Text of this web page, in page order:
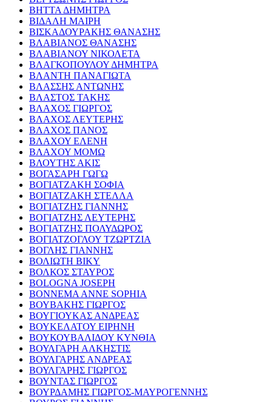
ΒΗΤΤΑ ΔΗΜΗΤΡΑ
ΒΙΔΑΛΗ ΜΑΙΡΗ
ΒΙΣΚΑΔΟΥΡΑΚΗΣ ΘΑΝΑΣΗΣ
ΒΛΑΒΙΑΝΟΣ ΘΑΝΑΣΗΣ
ΒΛΑΒΙΑΝΟΥ ΝΙΚΟΛΕΤΑ
ΒΛΑΓΚΟΠΟΥΛΟΥ ΔΗΜΗΤΡΑ
ΒΛΑΝΤΗ ΠΑΝΑΓΙΩΤΑ
ΒΛΑΣΣΗΣ ΑΝΤΩΝΗΣ
ΒΛΑΣΤΟΣ ΤΑΚΗΣ
ΒΛΑΧΟΣ ΓΙΩΡΓΟΣ
ΒΛΑΧΟΣ ΛΕΥΤΕΡΗΣ
ΒΛΑΧΟΣ ΠΑΝΟΣ
ΒΛΑΧΟΥ ΕΛΕΝΗ
ΒΛΑΧΟΥ ΜΟΜΩ
ΒΛΟΥΤΗΣ ΑΚΙΣ
ΒΟΓΑΣΑΡΗ ΓΩΓΩ
ΒΟΓΙΑΤΖΑΚΗ ΣΟΦΙΑ
ΒΟΓΙΑΤΖΑΚΗ ΣΤΕΛΛΑ
ΒΟΓΙΑΤΖΗΣ ΓΙΑΝΝΗΣ
ΒΟΓΙΑΤΖΗΣ ΛΕΥΤΕΡΗΣ
ΒΟΓΙΑΤΖΗΣ ΠΟΛΥΔΩΡΟΣ
ΒΟΓΙΑΤΖΟΓΛΟΥ ΤΖΩΡΤΖΙΑ
ΒΟΓΛΗΣ ΓΙΑΝΝΗΣ
ΒΟΛΙΩΤΗ ΒΙΚΥ
ΒΟΛΚΟΣ ΣΤΑΥΡΟΣ
BOLOGNA JOSEPH
BONNEMA ANNE SOPHIA
ΒΟΥΒΑΚΗΣ ΓΙΩΡΓΟΣ
ΒΟΥΓΙΟΥΚΑΣ ΑΝΔΡΕΑΣ
ΒΟΥΚΕΛΑΤΟΥ ΕΙΡΗΝΗ
ΒΟΥΚΟΥΒΑΛΙΔΟΥ ΚΥΝΘΙΑ
ΒΟΥΛΓΑΡΗ ΑΛΚΗΣΤΙΣ
ΒΟΥΛΓΑΡΗΣ ΑΝΔΡΕΑΣ
ΒΟΥΛΓΑΡΗΣ ΓΙΩΡΓΟΣ
ΒΟΥΝΤΑΣ ΓΙΩΡΓΟΣ
ΒΟΥΡΔΑΜΗΣ ΓΙΩΡΓΟΣ-ΜΑΥΡΟΓΕΝΝΗΣ